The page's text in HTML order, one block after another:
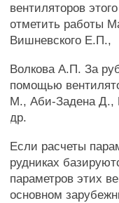
вентиляторов
отметить работы
Вишневского Е.П.,
Волкова А.П. За
помощью
М., Аби-Задена Д.,
др.
Если расчеты
рудниках
параметров этих
основном